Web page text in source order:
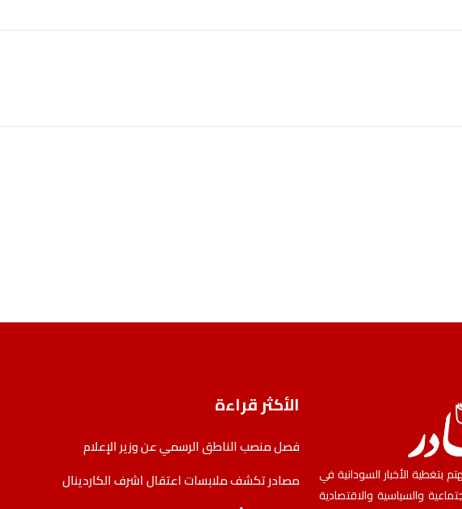
بتغطية الأخبار السودانية في
والسياسية والاقتصادية
الأكثر قراءة
فصل منصب الناطق الرسمي عن وزير الإعلام
مصادر تكشف ملابسات اعتقال اشرف الكاردينال